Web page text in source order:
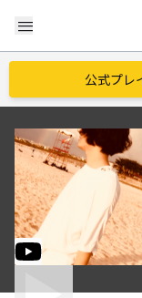
menu
公式プレ